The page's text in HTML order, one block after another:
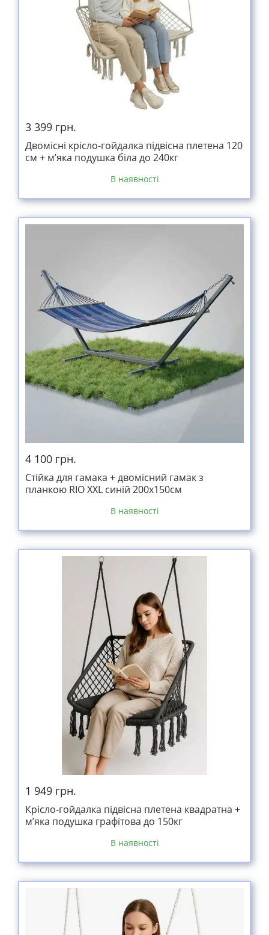
3 399 грн.
Двомісні крісло-гойдалка підвісна плетена 120
см + м’яка подушка біла до 240кг
В наявності
4 100 грн.
Стійка для гамака + двомісний гамак з
планкою RIO XXL синій 200х150см
В наявності
1 949 грн.
Крісло-гойдалка підвісна плетена квадратна +
м’яка подушка графітова до 150кг
В наявності